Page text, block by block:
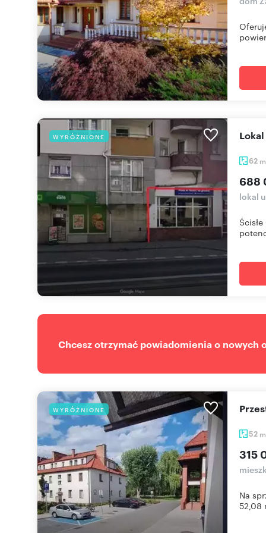
WYRÓŻNIONE
62 m
688
lokal
Chcesz otrzymać powiadomienia o nowych
WYRÓŻNIONE
52 m
315
Na
52,08